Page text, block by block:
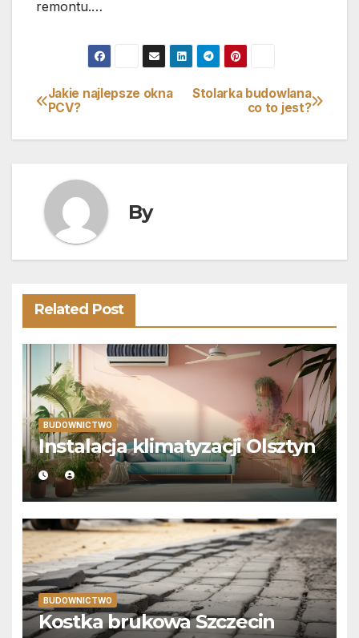
remontu.…
Nawigacja
wpisu
Stolarka budowlana
co to jest?
Jakie najlepsze okna
PCV?
By
Related Post
BUDOWNICTWO
Instalacja klimatyzacji Olsztyn
BUDOWNICTWO
Kostka brukowa Szczecin